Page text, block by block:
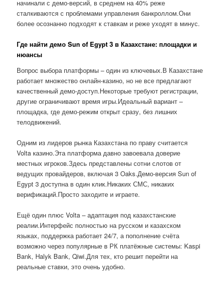
начинали с демо-версий, в среднем на 40% реже
сталкиваются с проблемами управления банкроллом.Они
более осознанно подходят к ставкам и реже уходят в минус.
Где найти демо Sun of Egypt 3 в Казахстане: площадки и
нюансы
Вопрос выбора платформы – один из ключевых.В Казахстане
работает множество онлайн-казино, но не все предлагают
качественный демо-доступ.Некоторые требуют регистрации,
другие ограничивают время игры.Идеальный вариант –
площадка, где демо-режим открыт сразу, без лишних
телодвижений.
Одним из лидеров рынка Казахстана по праву считается
Volta казино.Эта платформа давно завоевала доверие
местных игроков.Здесь представлены сотни слотов от
ведущих провайдеров, включая 3 Oaks.Демо-версия Sun of
Egypt 3 доступна в один клик.Никаких СМС, никаких
верификаций.Просто заходите и играете.
Ещё один плюс Volta – адаптация под казахстанские
реалии.Интерфейс полностью на русском и казахском
языках, поддержка работает 24/7, а пополнение счёта
возможно через популярные в РК платёжные системы: Kaspi
Bank, Halyk Bank, Qiwi.Для тех, кто решит перейти на
реальные ставки, это очень удобно.